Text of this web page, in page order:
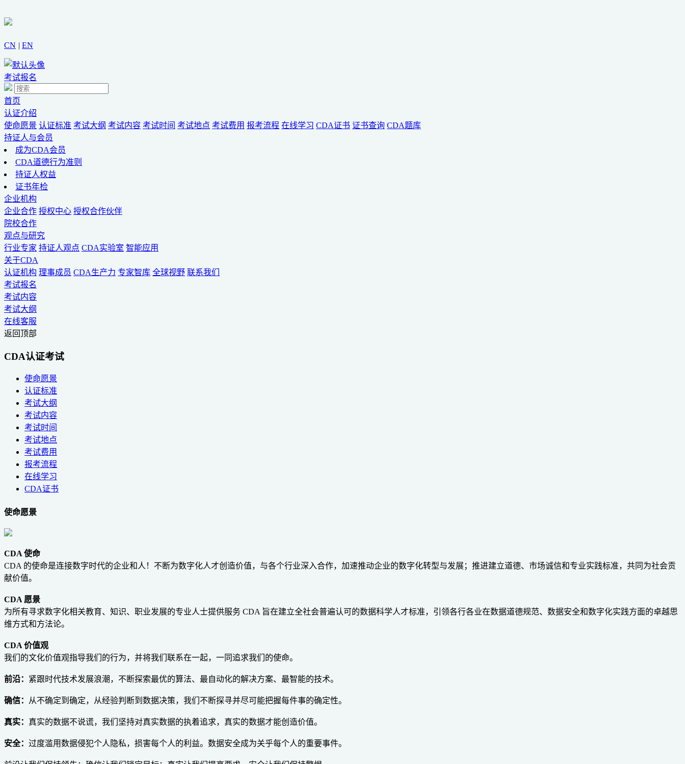
CN | EN
考试报名
首页
认证介绍
使命愿景 认证标准 考试大纲 考试内容 考试时间 考试地点 考试费用 报考流程 在线学习 CDA证书 证书查询 CDA题库
持证人与会员
成为CDA会员
CDA道德行为准则
持证人权益
证书年检
企业机构
企业合作 授权中心 授权合作伙伴
院校合作
观点与研究
行业专家 持证人观点 CDA实验室 智能应用
关于CDA
认证机构 理事成员 CDA生产力 专家智库 全球视野 联系我们
考试报名
考试内容
考试大纲
在线客服
返回顶部
CDA认证考试
使命愿景
认证标准
考试大纲
考试内容
考试时间
考试地点
考试费用
报考流程
在线学习
CDA证书
使命愿景
CDA 使命
CDA 的使命是连接数字时代的企业和人！不断为数字化人才创造价值，与各个行业深入合作，加速推动企业的数字化转型与发展；推进建立道德、市场诚信和专业实践标准，共同为社会贡
献价值。
CDA 愿景
为所有寻求数字化相关教育、知识、职业发展的专业人士提供服务 CDA 旨在建立全社会普遍认可的数据科学人才标准，引领各行各业在数据道德规范、数据安全和数字化实践方面的卓越思
维方式和方法论。
CDA 价值观
我们的文化价值观指导我们的行为，并将我们联系在一起，一同追求我们的使命。
前沿： 紧跟时代技术发展浪潮，不断探索最优的算法、最自动化的解决方案、最智能的技术。
确信： 从不确定到确定，从经验判断到数据决策，我们不断探寻并尽可能把握每件事的确定性。
真实： 真实的数据不说谎，我们坚持对真实数据的执着追求，真实的数据才能创造价值。
安全： 过度滥用数据侵犯个人隐私，损害每个人的利益。数据安全成为关乎每个人的重要事件。